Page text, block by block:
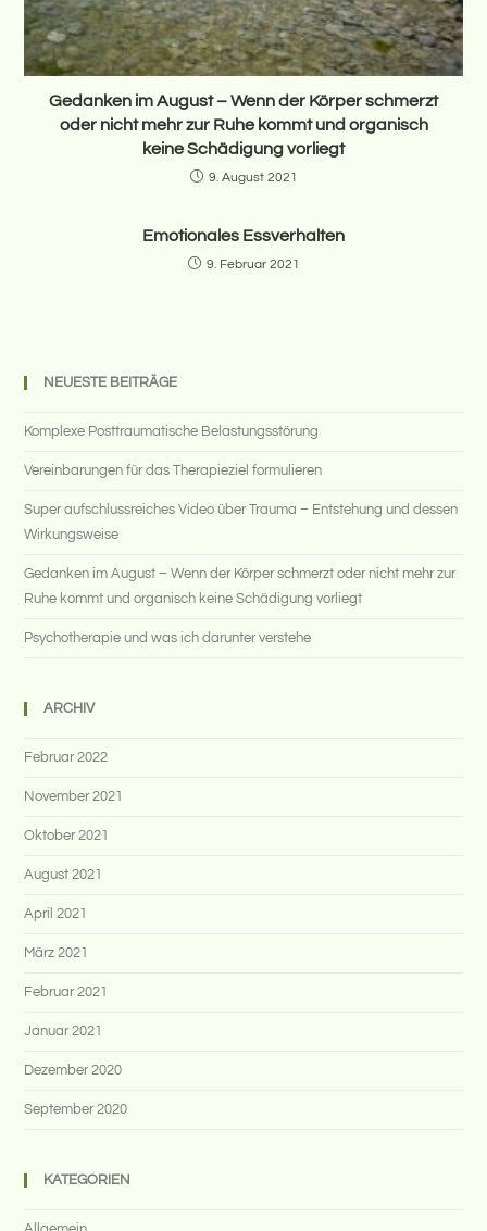
Gedanken im August – Wenn der Körper schmerzt
oder nicht mehr zur Ruhe kommt und organisch
keine Schädigung vorliegt
9. August 2021
Emotionales Essverhalten
9. Februar 2021
NEUESTE BEITRÄGE
Komplexe Posttraumatische Belastungsstörung
Vereinbarungen für das Therapieziel formulieren
Super aufschlussreiches Video über Trauma – Entstehung und dessen
Wirkungsweise
Gedanken im August – Wenn der Körper schmerzt oder nicht mehr zur
Ruhe kommt und organisch keine Schädigung vorliegt
Psychotherapie und was ich darunter verstehe
ARCHIV
Februar 2022
November 2021
Oktober 2021
August 2021
April 2021
März 2021
Februar 2021
Januar 2021
Dezember 2020
September 2020
KATEGORIEN